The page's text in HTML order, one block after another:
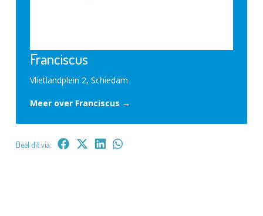
Franciscus
Vlietlandplein 2, Schiedam
Meer over Franciscus →
Deel dit via: